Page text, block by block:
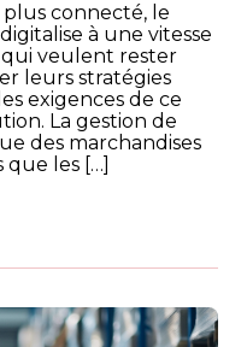
connecté, le
à une vitesse
veulent rester
leurs stratégies
exigences de ce
La gestion de
des marchandises
que les […]